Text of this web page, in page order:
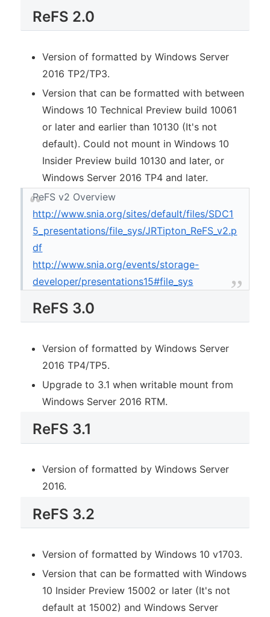
ReFS 2.0
Version of formatted by Windows Server
2016 TP2/TP3.
Version that can be formatted with between
Windows 10 Technical Preview build 10061
or later and earlier than 10130 (It's not
default). Could not mount in Windows 10
Insider Preview build 10130 and later, or
Windows Server 2016 TP4 and later.
ReFS v2 Overview
http://www.snia.org/sites/default/files/SDC1
5_presentations/file_sys/JRTipton_ReFS_v2.p
df
http://www.snia.org/events/storage-
developer/presentations15#file_sys
ReFS 3.0
Version of formatted by Windows Server
2016 TP4/TP5.
Upgrade to 3.1 when writable mount from
Windows Server 2016 RTM.
ReFS 3.1
Version of formatted by Windows Server
2016.
ReFS 3.2
Version of formatted by Windows 10 v1703.
Version that can be formatted with Windows
10 Insider Preview 15002 or later (It's not
default at 15002) and Windows Server